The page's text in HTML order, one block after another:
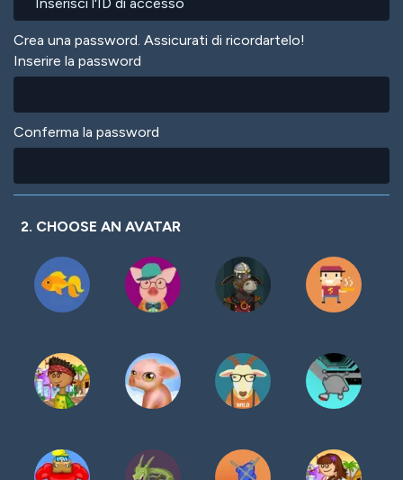
Crea una password. Assicurati di ricordartelo!
Inserire la password
Conferma la password
2. CHOOSE AN AVATAR